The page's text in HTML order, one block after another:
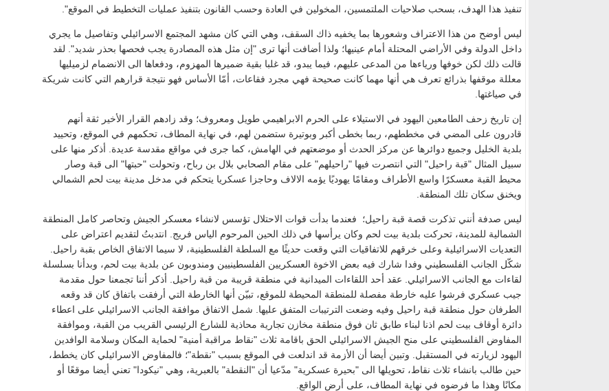
تنفيذ هذا الهدف، بسحب صلاحيات الملتمسين، المخولين في العادة وحسب القانون بتنفيذ عمليات التخطيط في الموقع".
ليس أوضح من هذا الاعتراف وشعورها بما يخفيه ذاك السقف، وهي التي كان مشهد المجتمع الاسرائيلي وتفاصيل ما يجري
داخل الدولة وفي الأراضي المحتلة أمام عينيها؛ ولذا أضافت أنها ترى "إن مثل هذه المصادرة يجب فحصها بحذر شديد". لقد
قالت ذلك لكن خوفها ورياءها من المدعى عليهم، فيما يبدو، قد غلبا بقية ضميرها المهزوم، ودفعاها الى الانضمام لزميليها
معللة موقفها بذرائع تعرف هي أنها مهما كانت صحيحة فهي مجرد فقاعات، أمّا الأساس فهو نتيجة قرارهم التي كانت شريكة
في صياغتها.
إن تاريخ زحف الطامعين اليهود في الاستيلاء على الحرم الابراهيمي طويل ومعروف؛ وقد زادهم القرار الأخير ثقة أنهم
قادرون على المضي في مخططهم، ربما بخطى أكبر وبوتيرة ستضمن لهم، في نهاية المطاف، تحكمهم في الموقع، وتحييد
بلدية الخليل وجميع دوائرها عن مركز الحدث أو موضعتهم في الهامش، كما جرى في مواقع مقدسة عديدة. أذكر منها على
سبيل المثال "قبة راحيل" التي انتصرت فيها "راحيلهم" على مقام الصحابي بلال بن رباح، وتحولت "حبتها" الى قبة وصار
محيط القبة معسكرًا واسع الأطراف ومقامًا يهوديًا يؤمه الالاف وحاجزا عسكريا يتحكم في مدخل مدينة بيت لحم الشمالي
ويخنق سكان تلك المنطقة.
ليس صدفة أنني تذكرت قصة قبة راحيل؛ فعندما بدأت قوات الاحتلال تؤسس لانشاء معسكر الجيش وتحاصر كامل المنطقة
الشمالية للمدينة، تحركت بلدية بيت لحم وكان يرأسها في ذلك الحين المرحوم الياس فريج. انتدبتُ لتقديم اعتراض على
التعديات الاسرائيلية وعلى خرقهم للاتفاقيات التي وقعت حديثًا مع السلطة الفلسطينية، لا سيما الاتفاق الخاص بقبة راحيل.
شكّل الجانب الفلسطيني وفدا شارك فيه بعض الاخوة العسكريين الفلسطينيين ومندوبون عن بلدية بيت لحم، وبدأنا بسلسلة
لقاءات مع الجانب الاسرائيلي. عقد أحد اللقاءات الميدانية في منطقة قريبة من قبة راحيل. أذكر أننا تجمعنا حول مقدمة
جيب عسكري فرشوا عليه خارطة مفصلة للمنطقة المحيطة للموقع، تبيّن أنها الخارطة التي أرفقت باتفاق كان قد وقعه
الطرفان حول منطقة قبة راحيل وفيه وضعت الترتيبات المتفق عليها. شمل الاتفاق موافقة الجانب الاسرائيلي على اعطاء
دائرة أوقاف بيت لحم اذنا لبناء طابق ثان فوق منطقة مخازن تجارية محاذية للشارع الرئيسي القريب من القبة، وموافقة
المفاوض الفلسطيني على منح الجيش الاسرائيلي الحق باقامة ثلاث "نقاط مراقبة أمنية" لحماية المكان وسلامة الوافدين
اليهود لزيارته في المستقبل. وتبين أيضا أن الأزمة قد اندلعت في الموقع بسبب "نقطة"؛ فالمفاوض الاسرائيلي كان يخطط،
حين طالب بانشاء ثلاث نقاط، تحويلها الى "بحيرة عسكرية" مدّعيا أن "النقطة" بالعبرية، وهي "نيكودا" تعني أيضا موقعًا أو
مكانًا وهذا ما فرضوه في نهاية المطاف، على أرض الواقع.